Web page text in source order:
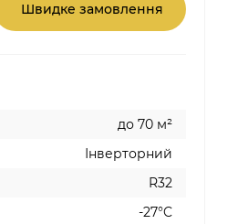
Швидке замовлення
до 70 м²
Інверторний
R32
-27°C